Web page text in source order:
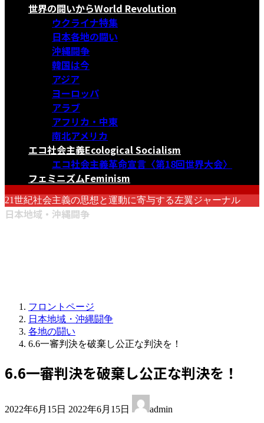
世界の闘いからWorld Revolution
ウクライナ特集
日本各地の闘い
沖縄闘争
韓国は今
アジア
ヨーロッパ
アラブ
アフリカ・中東
南北アメリカ
エコ社会主義Ecological Socialism
エコ社会主義革命宣言〈第18回世界大会〉
フェミニズムFeminism
21世紀社会主義の思想と運動に寄与する左翼ジャーナル
日本地域・沖縄闘争
フロントページ
日本地域・沖縄闘争
各地の闘い
6.6一審判決を破棄し公正な判決を！
6.6一審判決を破棄し公正な判決を！
2022年6月15日 終
2022年6月15日 admin